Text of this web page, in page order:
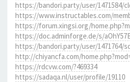
https://bandori.party/user/1471584/
https://www.instructables.com/
https://forum.xingsi.org/
https://doc.adminforge.de/s/
https://bandori.party/user/1471764/
http://chiyancfa.com/
https://rdcvw.com/?469334
https://sadaqa.nl/user/profile/19110